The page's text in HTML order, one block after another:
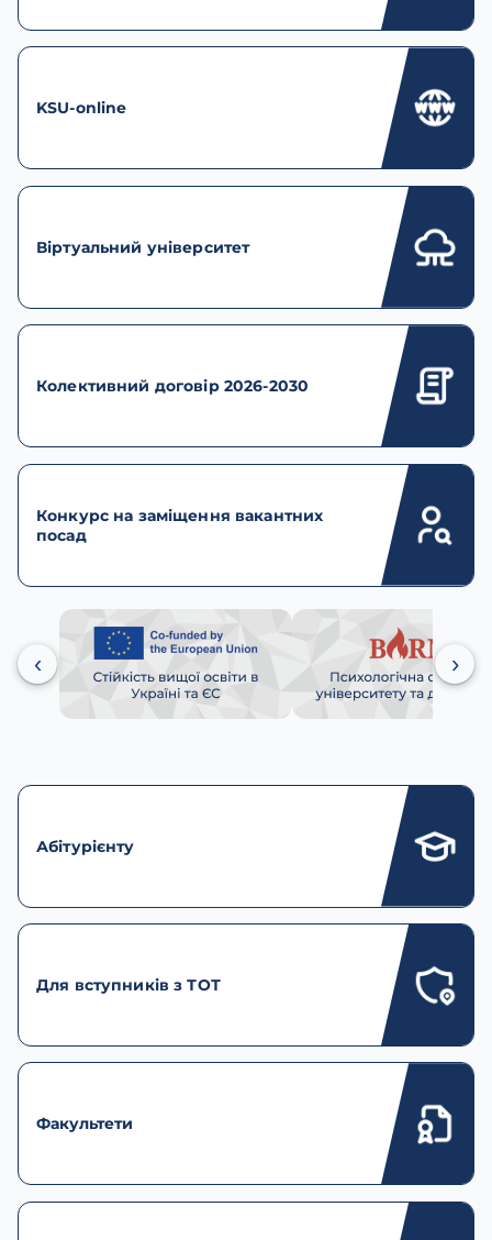
Абітурієнту
Для вступників з ТОТ
Факультети
KSU-online
Віртуальний університет
Колективний договір 2026-2030
Конкурс на заміщення вакантних
посад
‹ ›